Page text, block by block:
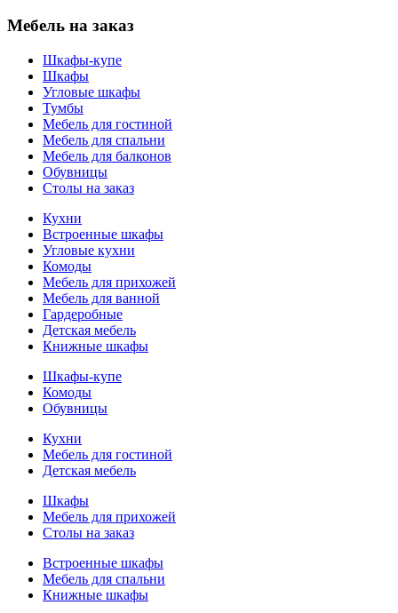
Мебель на заказ
Шкафы-купе
Шкафы
Угловые шкафы
Тумбы
Мебель для гостиной
Мебель для спальни
Мебель для балконов
Обувницы
Столы на заказ
Кухни
Встроенные шкафы
Угловые кухни
Комоды
Мебель для прихожей
Мебель для ванной
Гардеробные
Детская мебель
Книжные шкафы
Шкафы-купе
Комоды
Обувницы
Кухни
Мебель для гостиной
Детская мебель
Шкафы
Мебель для прихожей
Столы на заказ
Встроенные шкафы
Мебель для спальни
Книжные шкафы